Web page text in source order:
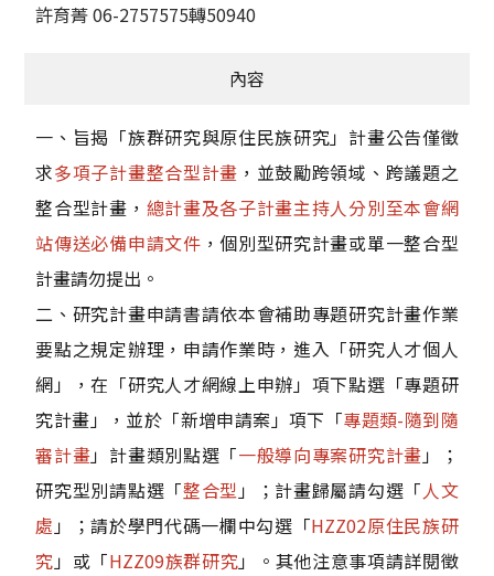
許育菁 06-2757575轉50940
內容
一、旨揭「族群研究與原住民族研究」計畫公告僅徵
求多項子計畫整合型計畫 ，並鼓勵跨領域、跨議題之
整合型計畫， 總計畫及各子計畫主持人分別至本會網
站傳送必備申請文件 ，個別型研究計畫或單一整合型
計畫請勿提出。
二、研究計畫申請書請依本會補助專題研究計畫作業
要點之規定辦理，申請作業時，進入「研究人才個人
網」，在「研究人才網線上申辦」項下點選「專題研
究計畫」，並於「新增申請案」項下「專題類-隨到隨
審計畫」計畫類別點選「一般導向專案研究計畫」；
研究型別請點選「整合型」；計畫歸屬請勾選「人文
處」；請於學門代碼一欄中勾選「HZZ02原住民族研
究」或「HZZ09族群研究」。其他注意事項請詳閱徵